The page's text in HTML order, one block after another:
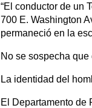
“El conductor de un
700 E. Washington
permaneció en la
No se sospecha
La identidad del
El Departamento de